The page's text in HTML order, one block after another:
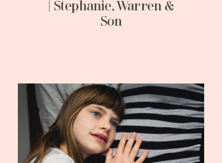
| Stephanie, Warren &
Son